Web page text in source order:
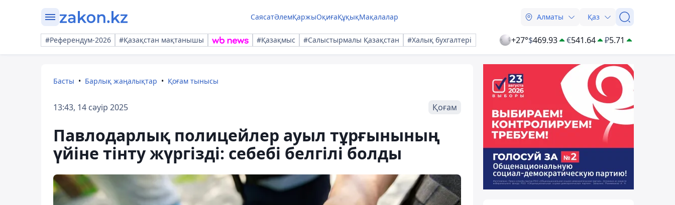
СаясатӘлемҚаржыОқиғаҚұқықМақалалар Алматы Қаз
#Референдум-2026 #Қазақстан мақтанышы #Қазақмыс #Салыстырмалы Қазақстан #Халық бухгалтері +27°$469.93 €541.64 ₽5.71
Басты Барлық жаңалықтар Қоғам тынысы
13:43, 14 сәуір 2025 Қоғам
Павлодарлық полицейлер ауыл тұрғынының
үйіне тінту жүргізді: себебі белгілі болды